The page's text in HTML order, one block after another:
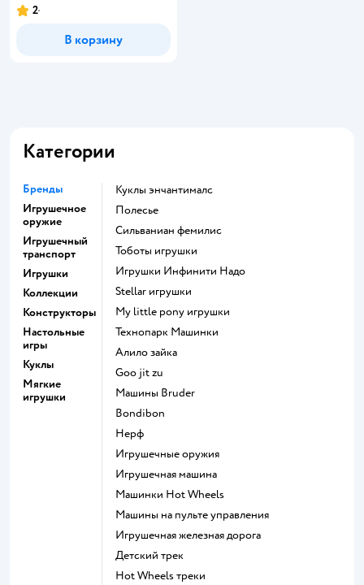
2
В корзину
Категории
Бренды
Игрушечное
оружие
Игрушечный
транспорт
Игрушки
Коллекции
Конструкторы
Настольные
игры
Куклы
Мягкие
игрушки
Куклы энчантималс
Полесье
Сильваниан фемилис
Тоботы игрушки
Игрушки Инфинити Надо
Stellar игрушки
my little pony игрушки
Технопарк Машинки
Алило зайка
Goo jit zu
Машины Bruder
Bondibon
Нерф
Игрушечные оружия
Игрушечная машина
Машинки Hot Wheels
Машины на пульте управления
Игрушечная железная дорога
Детский трек
Hot Wheels треки